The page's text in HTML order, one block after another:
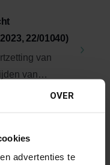
OVER
advertenties te
22/01040)
van
van